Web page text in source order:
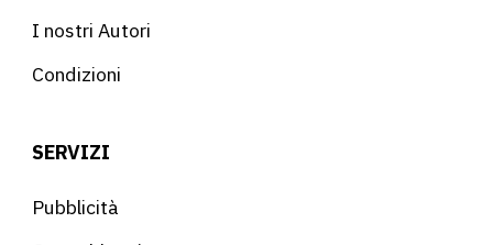
I nostri Autori
Condizioni
SERVIZI
Pubblicità